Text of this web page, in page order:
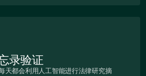
录验证
天都会利用人工智能进行法律研究摘